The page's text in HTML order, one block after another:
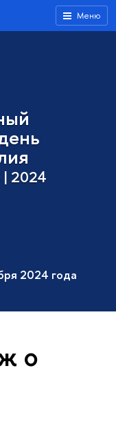
Меню
2024
2024 года
о